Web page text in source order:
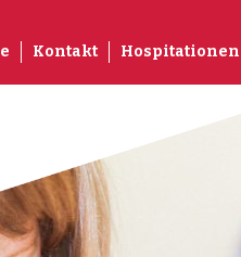
Kontakt Hospitationen